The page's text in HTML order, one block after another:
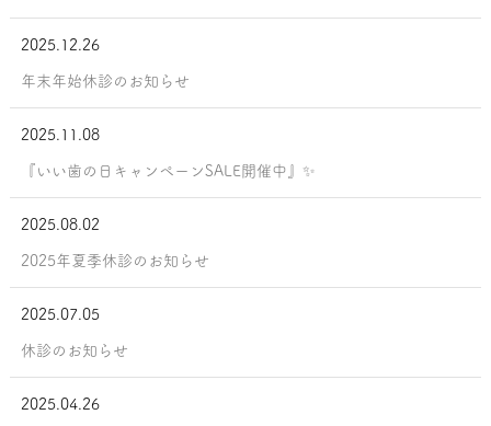
2025.12.26
年末年始休診のお知らせ
2025.11.08
『いい歯の日キャンペーンSALE開催中』✨
2025.08.02
2025年夏季休診のお知らせ
2025.07.05
休診のお知らせ
2025.04.26